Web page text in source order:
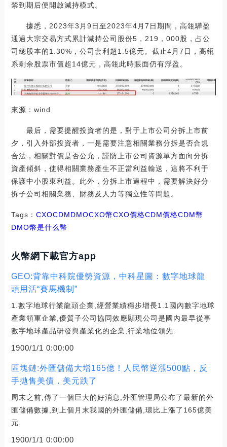
禁到期后便開啟減持模式。
據悉，2023年3月9日至2023年4月7日期間，高瓴驊盈
通過大宗交易方式累計減持公司股份5，219，000股，占公
司總股本的1.30%，公司套利超1.5億元。截止4月7日，高瓴
系剩余股票市值超14億元，高瓴此時賬面仍有浮盈。
來源：wind
最后，需要提醒投資者的是，對于上市公司分拆上市前
夕，引入外部投資者，一是需要注意相關業務分拆是否合規
合法，相關對價是否公允，謹防上市公司資源單方面向分拆
資產傾斜，使得相關業務產生不正當利益輸送，這將不利于
保護中小股東利益。此外，分拆上市過程中，需要解決好分
拆子公司相關業務、財務及人力等獨立性等問題。
Tags： CXOCDMDMOCXO幣CXO價格CDM價格CDM幣
DMO幣是什么幣
火幣網下載官方app
GEO:背靠中科院優勢資源，中科星圖：數字地球龍
頭用活“賽馬機制”
1.數字地球行業龍頭企業,經營業績穩步增長1.1國內數字地球
產業領軍企業,優質子公司協同效應顯現公司是國內最早從事
數字地球產品研發與產業化的企業,行業地位領先.
1900/1/1 0:00:00
區塊鏈:外匯儲備大增165億！人民幣逆漲500點，反
手拋售美債，美元跌了
周末之前,傳了一個巨大的好消息,外匯管理局公布了最新的外
匯儲備數據,到上個月末我國的外匯儲備,環比上漲了165億美
元.
1900/1/1 0:00:00